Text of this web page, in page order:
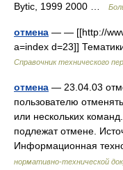
Bytic, 1999 2000 …
отмена — — [[http://
a=index d=23]]
Справочник технического
отмена — 23.04.03
пользователю
или нескольких
подлежат отмене.
Информационная
нормативно-технической